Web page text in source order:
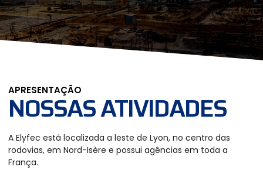
APRESENTAÇÃO
NOSSAS ATIVIDADES
A Elyfec está localizada a leste de Lyon, no centro das
rodovias, em Nord-Isère e possui agências em toda a
França.